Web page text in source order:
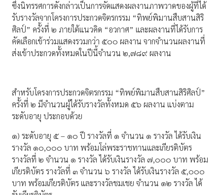
ซึ่งนิทรรศการดังกล่าวเป็นการจัดแสดงผลงานภาพวาดของผู้ที่ได้
รับรางวัลจากโครงการประกวดจิตรกรรม “ทิพย์พิมานสืบสานสิริ
ศิลป์” ครั้งที่ ๒ ภายใต้แนวคิด “อวกาศ” และผลงานที่ได้รับการ
คัดเลือกเข้าร่วมแสดงรวมกว่า ๕๐๐ ผลงาน จากจำนวนผลงานที่
ส่งเข้าประกวดทั้งหมดในปีนี้จำนวน ๒,๗๘๙ ผลงาน
สำหรับโครงการประกวดจิตรกรรม “ทิพย์พิมานสืบสานสิริศิลป์”
ครั้งที่ ๒ มีจำนวนผู้ได้รับรางวัลทั้งหมด ๕๖ ผลงาน แบ่งตาม
ระดับอายุ ประกอบด้วย
๑) ระดับอายุ ๕ – ๑๐ ปี รางวัลที่ ๑ จำนวน ๑ รางวัล ได้รับเงิน
รางวัล ๑๐,๐๐๐ บาท พร้อมโล่พระราชทานและเกียรติบัตร
รางวัลที่ ๒ จำนวน ๑ รางวัล ได้รับเงินรางวัล ๗,๐๐๐ บาท พร้อม
เกียรติบัตร รางวัลที่ ๓ จำนวน ๖ รางวัล ได้รับเงินรางวัล ๕,๐๐๐
บาท พร้อมเกียรติบัตร และรางวัลชมเชย จำนวน ๑๒ รางวัล ได้